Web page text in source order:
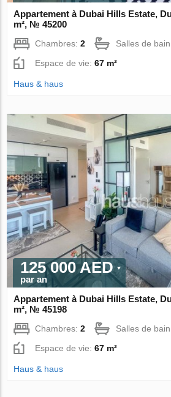
Appartement à Dubai Hills Estate,
m², № 45200
Chambres:2 Salles de
Espace de vie:67 m²
Haus & haus
125 000 AED
par an
Appartement à Dubai Hills Estate,
m², № 45198
Chambres:2 Salles de
Espace de vie:67 m²
Haus & haus